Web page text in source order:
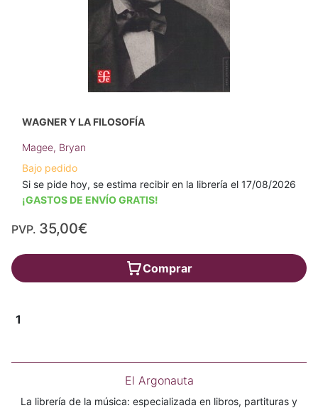
WAGNER Y LA FILOSOFÍA
Magee, Bryan
Bajo pedido
Si se pide hoy, se estima recibir en la librería el 17/08/2026
¡GASTOS DE ENVÍO GRATIS!
PVP. 35,00€
Comprar
1
El Argonauta
La librería de la música: especializada en libros, partituras y